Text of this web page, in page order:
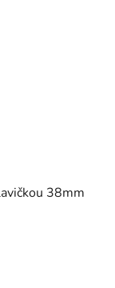
38mm